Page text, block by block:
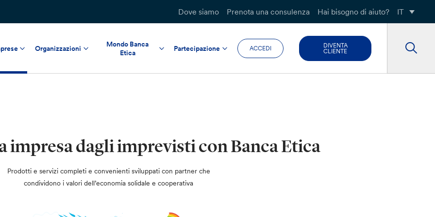
Dove siamo Prenota una consulenza Hai bisogno di aiuto? IT
Organizzazioni
Mondo Banca
Etica
Partecipazione ACCEDI
DIVENTA
CLIENTE
impresa dagli imprevisti con Banca Etica
Prodotti e servizi completi e convenienti sviluppati con partner che
condividono i valori dell’economia solidale e cooperativa